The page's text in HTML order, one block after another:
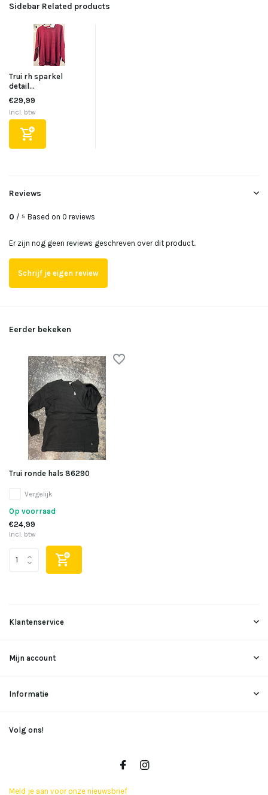
Sidebar Related products
Trui rh sparkel
detail...
€29,99
Incl. btw
Reviews
0 / 5 Based on 0 reviews
Er zijn nog geen reviews geschreven over dit product..
Schrijf je eigen review
Eerder bekeken
Trui ronde hals 86290
Vergelijk
Op voorraad
€24,99
Incl. btw
Klantenservice
Mijn account
Informatie
Volg ons!
Meld je aan voor onze nieuwsbrief